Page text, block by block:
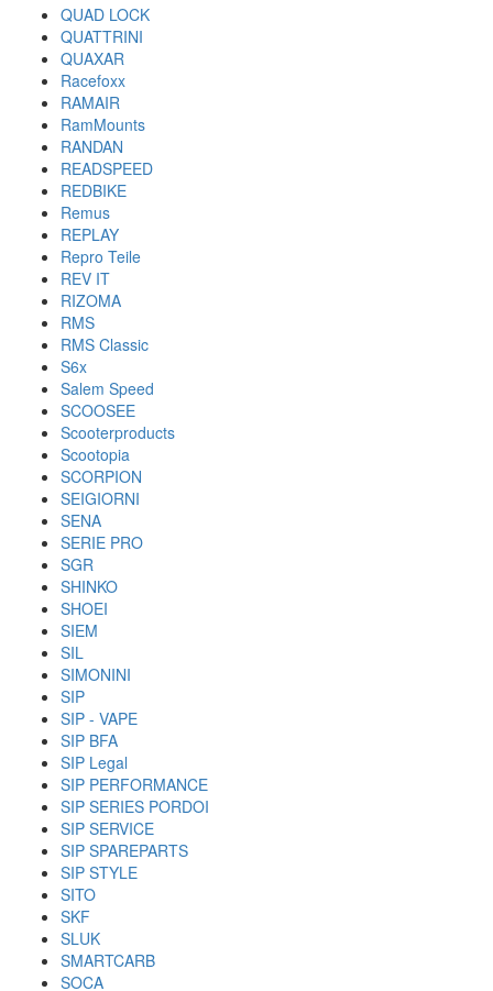
QUAD LOCK
QUATTRINI
QUAXAR
Racefoxx
RAMAIR
RamMounts
RANDAN
READSPEED
REDBIKE
Remus
REPLAY
Repro Teile
REV IT
RIZOMA
RMS
RMS Classic
S6x
Salem Speed
SCOOSEE
Scooterproducts
Scootopia
SCORPION
SEIGIORNI
SENA
SERIE PRO
SGR
SHINKO
SHOEI
SIEM
SIL
SIMONINI
SIP
SIP - VAPE
SIP BFA
SIP Legal
SIP PERFORMANCE
SIP SERIES PORDOI
SIP SERVICE
SIP SPAREPARTS
SIP STYLE
SITO
SKF
SLUK
SMARTCARB
SOCA